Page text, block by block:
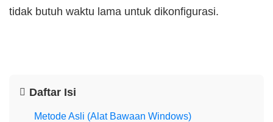
tidak butuh waktu lama untuk dikonfigurasi.
Daftar Isi
Metode Asli (Alat Bawaan Windows)